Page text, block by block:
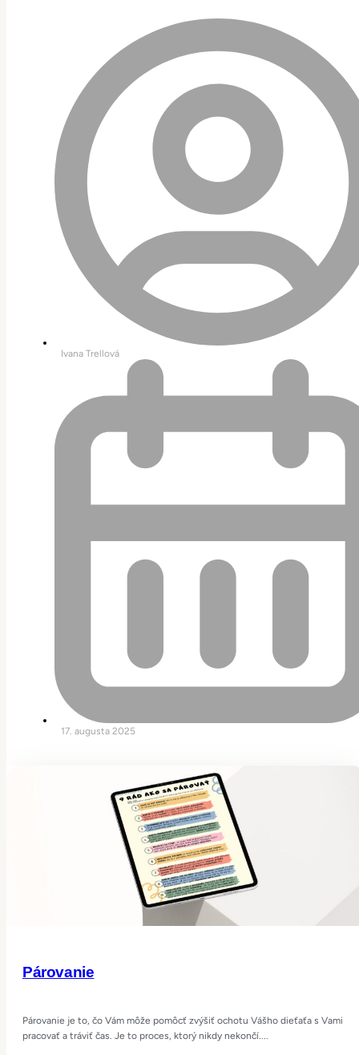
Ivana Trellová
17. augusta 2025
Párovanie
Párovanie je to, čo Vám môže pomôcť zvýšiť ochotu Vášho dieťaťa s Vami
pracovať a tráviť čas. Je to proces, ktorý nikdy nekončí....